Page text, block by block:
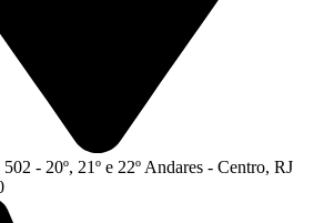
- 20º, 21º e 22º Andares - Centro, RJ